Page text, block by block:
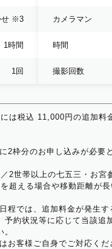
※3
1時間
1回
カメラマン
時間
撮影回数
は税込 11,000円の追加料
2枠分のお申し込みが必要
2世帯以上の七五三・お
超える場合や移動距離が
程では、追加料金が発生
予約状況等に応じて当該追
お客様ご自身でご対応く